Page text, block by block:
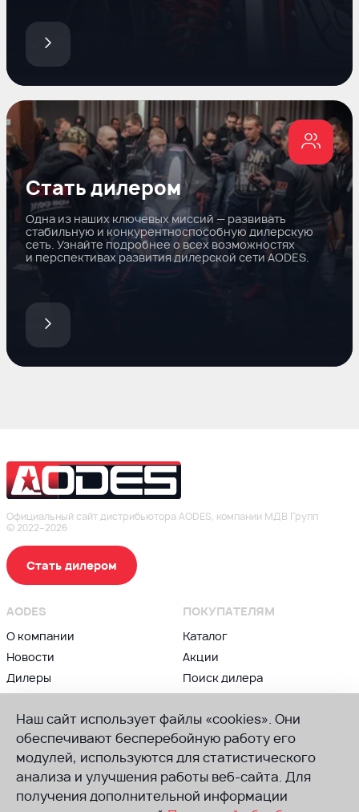
Стать дилером
Одна из наших ключевых миссий — развивать
стабильную и конкурентноспособную дилерскую
сеть. Узнайте подробнее о всех возможностях
и перспективах развития дилерской сети AODES.
Наш сайт использует файлы «cookies». Они
обеспечивают бесперебойную работу его
модулей, используются для статистического
анализа и улучшения работы веб-сайта. Для
получения дополнительной информации
Официальный сайт дистрибьютора AODES, компании МДВ Групп
© 2022–2026
AODES
О компании
Новости
Дилеры
ПОКУПАТЕЛЯМ
Каталог
Акции
Поиск дилера
ВЛАДЕЛЬЦАМ
Сервис и гарантии
Советы по техническому
обслуживанию
ПРИСОЕДИНЯЙСЯ К AODES
Группа в ВК
Канал в Телеграм
Канал в Ютуб
Стать дилером